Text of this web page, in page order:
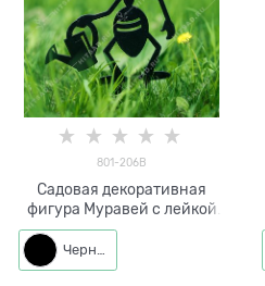
801-206B
Садовая декоративная
фигура Муравей с лейкой
металл h=25 см
Черный